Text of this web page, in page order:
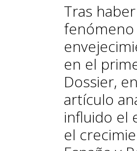
Tras
fenómeno
en el
Dossier,
artículo
influido el
el